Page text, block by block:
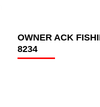
OWNER ACK
8234